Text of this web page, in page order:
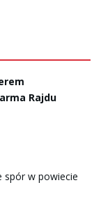
Rajdu
spór w powiecie